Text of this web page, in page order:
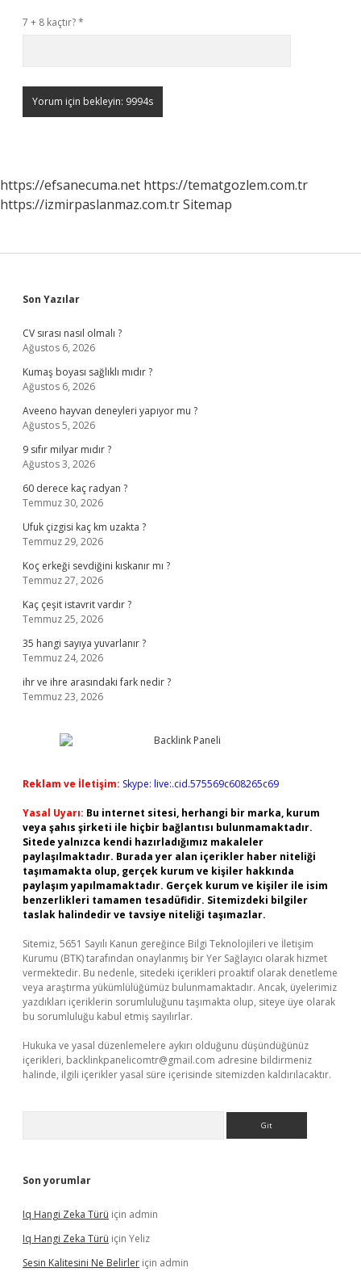
7 + 8 kaçtır?*
https://efsanecuma.net https://tematgozlem.com.tr
https://izmirpaslanmaz.com.trSitemap
Sidebar
Son Yazılar
CV sırası nasıl olmalı ?
Ağustos 6, 2026
Kumaş boyası sağlıklı mıdır ?
Ağustos 6, 2026
Aveeno hayvan deneyleri yapıyor mu ?
Ağustos 5, 2026
9 sıfır milyar mıdır ?
Ağustos 3, 2026
60 derece kaç radyan ?
Temmuz 30, 2026
Ufuk çizgisi kaç km uzakta ?
Temmuz 29, 2026
Koç erkeği sevdiğini kıskanır mı ?
Temmuz 27, 2026
Kaç çeşit istavrit vardır ?
Temmuz 25, 2026
35 hangi sayıya yuvarlanır ?
Temmuz 24, 2026
ihr ve ihre arasındaki fark nedir ?
Temmuz 23, 2026
Reklam ve İletişim: Skype: live:.cid.575569c608265c69
Yasal Uyarı: Bu internet sitesi, herhangi bir marka, kurum
veya şahıs şirketi ile hiçbir bağlantısı bulunmamaktadır.
Sitede yalnızca kendi hazırladığımız makaleler
paylaşılmaktadır. Burada yer alan içerikler haber niteliği
taşımamakta olup, gerçek kurum ve kişiler hakkında
paylaşım yapılmamaktadır. Gerçek kurum ve kişiler ile isim
benzerlikleri tamamen tesadüfidir. Sitemizdeki bilgiler
taslak halindedir ve tavsiye niteliği taşımazlar.
Sitemiz, 5651 Sayılı Kanun gereğince Bilgi Teknolojileri ve İletişim
Kurumu (BTK) tarafından onaylanmış bir Yer Sağlayıcı olarak hizmet
vermektedir. Bu nedenle, sitedeki içerikleri proaktif olarak denetleme
veya araştırma yükümlülüğümüz bulunmamaktadır. Ancak, üyelerimiz
yazdıkları içeriklerin sorumluluğunu taşımakta olup, siteye üye olarak
bu sorumluluğu kabul etmiş sayılırlar.
Hukuka ve yasal düzenlemelere aykırı olduğunu düşündüğünüz
içerikleri, backlinkpanelicomtr@gmail.com adresine bildirmeniz
halinde, ilgili içerikler yasal süre içerisinde sitemizden kaldırılacaktır.
Son yorumlar
Iq Hangi Zeka Türü için admin
Iq Hangi Zeka Türü için Yeliz
Sesin Kalitesini Ne Belirler için admin